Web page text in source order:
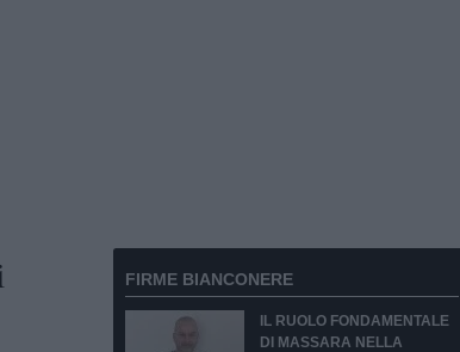
FIRME BIANCONERE
IL RUOLO FONDAMENTALE
DI MASSARA NELLA